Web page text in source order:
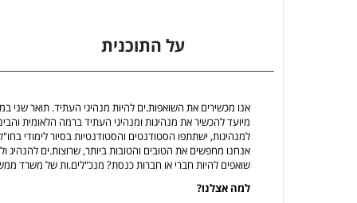
על התוכנית
אנו מכשירים את השואפות.ים להיות מנהיגי העתיד. תואר שני
מיועד להכשיר את מנהיגות ומנהיגי העתיד ברמה הלאומית
למנהיגות, ישתתפו הסטודנטים והסטודנטיות בסיור לימודי
אנחנו מחפשים את הטובים והטובות ביותר, שרוצות.ים להנהיג
שואפים להיות חברי או חברות כנסת? מנכ"לים.ות של משרד
למה אצלנו?